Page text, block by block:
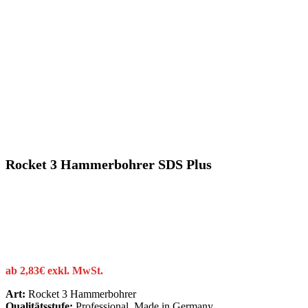
Rocket 3 Hammerbohrer SDS Plus
ab 2,83€ exkl. MwSt.
Art: Rocket 3 Hammerbohrer